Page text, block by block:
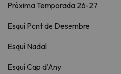
Pròxima Temporada 26-27
Esquí Pont de Desembre
Esquí Nadal
Esquí Cap d'Any